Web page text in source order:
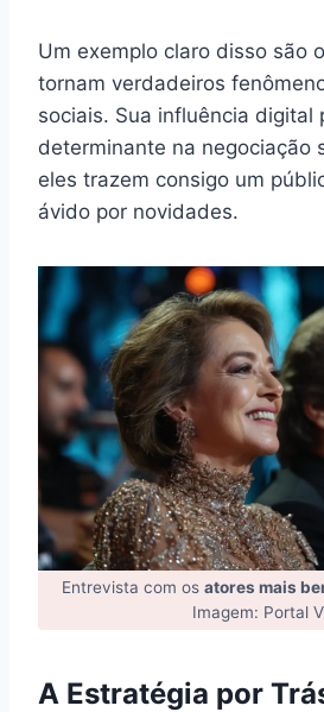
Um exemplo claro disso são
tornam verdadeiros
sociais. Sua influência digital
determinante na negociação
eles trazem consigo um
ávido por novidades.
Entrevista com os atores mais
Imagem: Portal
A Estratégia por